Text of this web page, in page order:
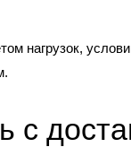
нагрузок,
с